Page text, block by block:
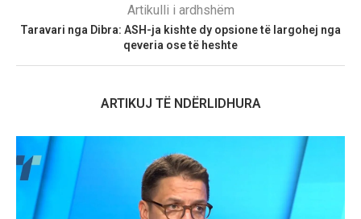
Artikulli i ardhshëm
Taravari nga Dibra: ASH-ja kishte dy opsione të largohej nga
qeveria ose të heshte
ARTIKUJ TË NDËRLIDHURA